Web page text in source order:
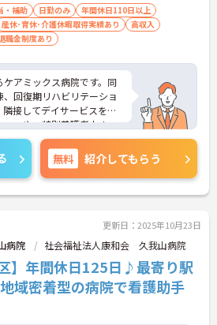
・補助 日勤のみ
年間休日110日以上
産休･育休･介護休暇取得実績あり
高収入
職金制度あり
アミックス病院です。同
回復期リハビリテーショ
接してデイサービスを提
」や、特別養護老人ホー
齢者医療を支えていま
医学的後進性を改善する
スタッフの技術向上の活
また、平成28年10月から
も行っております。ご興
お気軽にお問い合わせ下さ
無料 紹介してもらう
更新日：2025年10月23日
病院 社会福祉法人康和会 久我山病院
】年間休日125日♪最寄り駅
域密着型の病院で看護助手